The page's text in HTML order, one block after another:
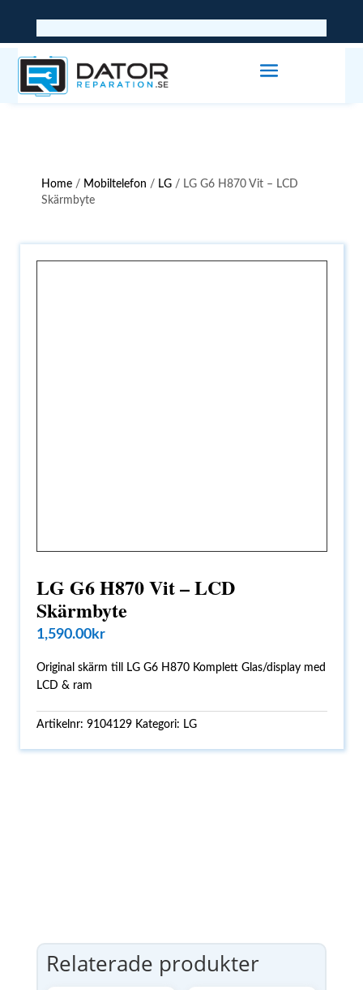
Home / Mobiltelefon / LG / LG G6 H870 Vit – LCD
Skärmbyte
LG G6 H870 Vit – LCD
Skärmbyte
1,590.00kr
Original skärm till LG G6 H870 Komplett Glas/display med
LCD & ram
Artikelnr:9104129 Kategori: LG
Relaterade produkter